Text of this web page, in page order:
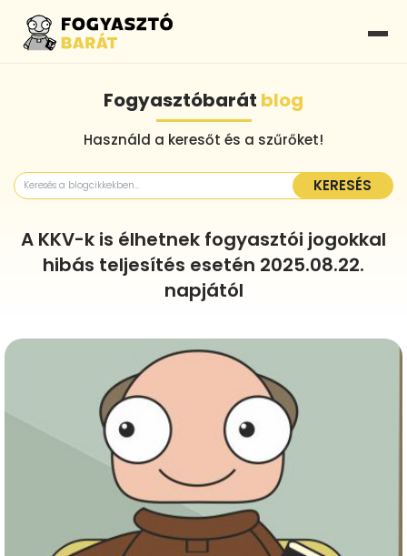
Fogyasztóbarát blog
Használd a keresőt és a szűrőket!
KERESÉS
A KKV-k is élhetnek fogyasztói jogokkal
hibás teljesítés esetén 2025.08.22.
napjától